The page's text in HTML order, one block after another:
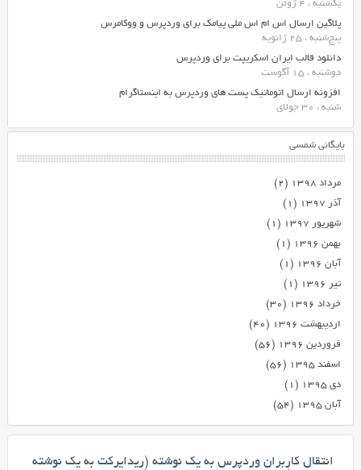
یکشنبه ، 4 ژوئن
پلاگین ارسال اس ام اس ملی پیامک برای وردپرس و ووکامرس
پنج‌شنبه ، 25 ژانویه
دانلود قالب ایران اسکریپت برای وردپرس
دوشنبه ، 15 آگوست
افزونه ارسال اتوماتیک پست های وردپرس به اینستاگرام
شنبه ، 30 جولای
بایگانی شمسی
مرداد ۱۳۹۸
(۲)
آذر ۱۳۹۷
(۱)
شهریور ۱۳۹۷
(۱)
بهمن ۱۳۹۶
(۱)
آبان ۱۳۹۶
(۱)
تیر ۱۳۹۶
(۱)
خرداد ۱۳۹۶
(۳۰)
اردیبهشت ۱۳۹۶
(۴۰)
فروردین ۱۳۹۶
(۵۶)
اسفند ۱۳۹۵
(۵۶)
دی ۱۳۹۵
(۱)
آبان ۱۳۹۵
(۵۴)
انتقال کاربران وردپرس به یک نوشته (ریدایرکت به یک نوشته